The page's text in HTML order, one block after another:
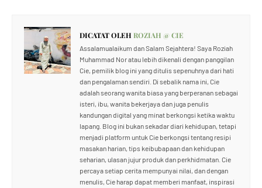
DICATAT OLEH ROZIAH @ CIE
Assalamualaikum dan Salam Sejahtera! Saya Roziah
Muhammad Nor atau lebih dikenali dengan panggilan
Cie, pemilik blog ini yang ditulis sepenuhnya dari hati
dan pengalaman sendiri. Di sebalik nama ini, Cie
adalah seorang wanita biasa yang berperanan sebagai
isteri, ibu, wanita bekerjaya dan juga penulis
kandungan digital yang minat berkongsi ketika waktu
lapang. Blog ini bukan sekadar diari kehidupan, tetapi
menjadi platform untuk Cie berkongsi tentang resipi
masakan harian, tips keibubapaan dan kehidupan
seharian, ulasan jujur produk dan perkhidmatan. Cie
percaya setiap cerita mempunyai nilai, dan dengan
menulis, Cie harap dapat memberi manfaat, inspirasi